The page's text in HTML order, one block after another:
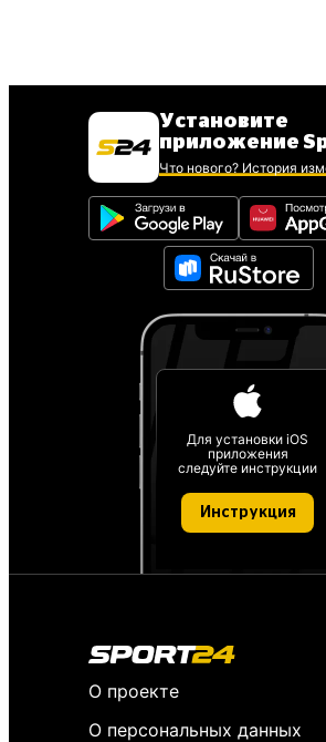
Установите
приложение
Что нового? История
Для установки iOS
приложения
следуйте инструкции
Инструкция
О проекте
О персональных данных